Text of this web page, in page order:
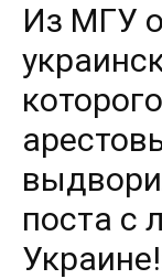
Из МГУ
поста с